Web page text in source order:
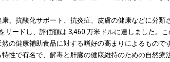
、抗酸化サポート、抗炎症、皮膚の健康などに分類
リードし、評価額は 3,460 万米ドルに達しました。
の健康補助食品に対する嗜好の高まりによるものです
性で有名で、解毒と肝臓の健康維持のための自然療